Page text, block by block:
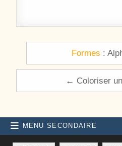
Navigation de
Formes :
← Coloriser
MENU SECONDAIRE